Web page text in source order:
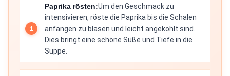
Paprika rösten:Um den Geschmack zu
intensivieren, röste die Paprika bis die Schalen
anfangen zu blasen und leicht angekohlt sind.
Dies bringt eine schöne Süße und Tiefe in die
Suppe.